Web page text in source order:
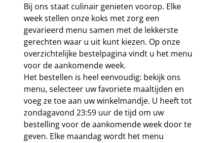
Bij ons staat culinair genieten voorop. Elke
week stellen onze koks met zorg een
gevarieerd menu samen met de lekkerste
gerechten waar u uit kunt kiezen. Op onze
overzichtelijke bestelpagina vindt u het menu
voor de aankomende week.
Het bestellen is heel eenvoudig: bekijk ons
menu, selecteer uw favoriete maaltijden en
voeg ze toe aan uw winkelmandje. U heeft tot
zondagavond 23:59 uur de tijd om uw
bestelling voor de aankomende week door te
geven. Elke maandag wordt het menu